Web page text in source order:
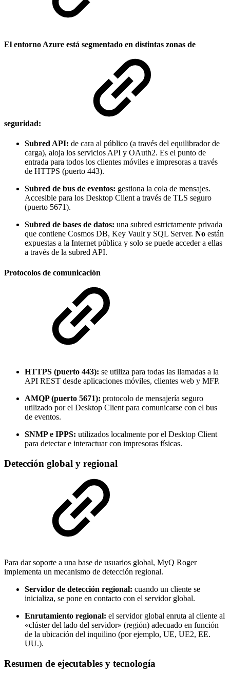
El entorno Azure está segmentado en distintas zonas de
seguridad:
Subred API: de cara al público (a través del equilibrador de
carga), aloja los servicios API y OAuth2. Es el punto de
entrada para todos los clientes móviles e impresoras a través
de HTTPS (puerto 443).
Subred de bus de eventos: gestiona la cola de mensajes.
Accesible para los Desktop Client a través de TLS seguro
(puerto 5671).
Subred de bases de datos: una subred estrictamente privada
que contiene Cosmos DB, Key Vault y SQL Server. No están
expuestas a la Internet pública y solo se puede acceder a ellas
a través de la subred API.
Protocolos de comunicación
HTTPS (puerto 443): se utiliza para todas las llamadas a la
API REST desde aplicaciones móviles, clientes web y MFP.
AMQP (puerto 5671): protocolo de mensajería seguro
utilizado por el Desktop Client para comunicarse con el bus
de eventos.
SNMP e IPPS: utilizados localmente por el Desktop Client
para detectar e interactuar con impresoras físicas.
Detección global y regional
Para dar soporte a una base de usuarios global, MyQ Roger
implementa un mecanismo de detección regional.
Servidor de detección regional: cuando un cliente se
inicializa, se pone en contacto con el servidor global.
Enrutamiento regional: el servidor global enruta al cliente al
«clúster del lado del servidor» (región) adecuado en función
de la ubicación del inquilino (por ejemplo, UE, UE2, EE.
UU.).
Resumen de ejecutables y tecnología